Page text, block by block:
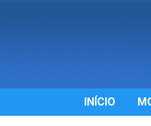
INÍCIO